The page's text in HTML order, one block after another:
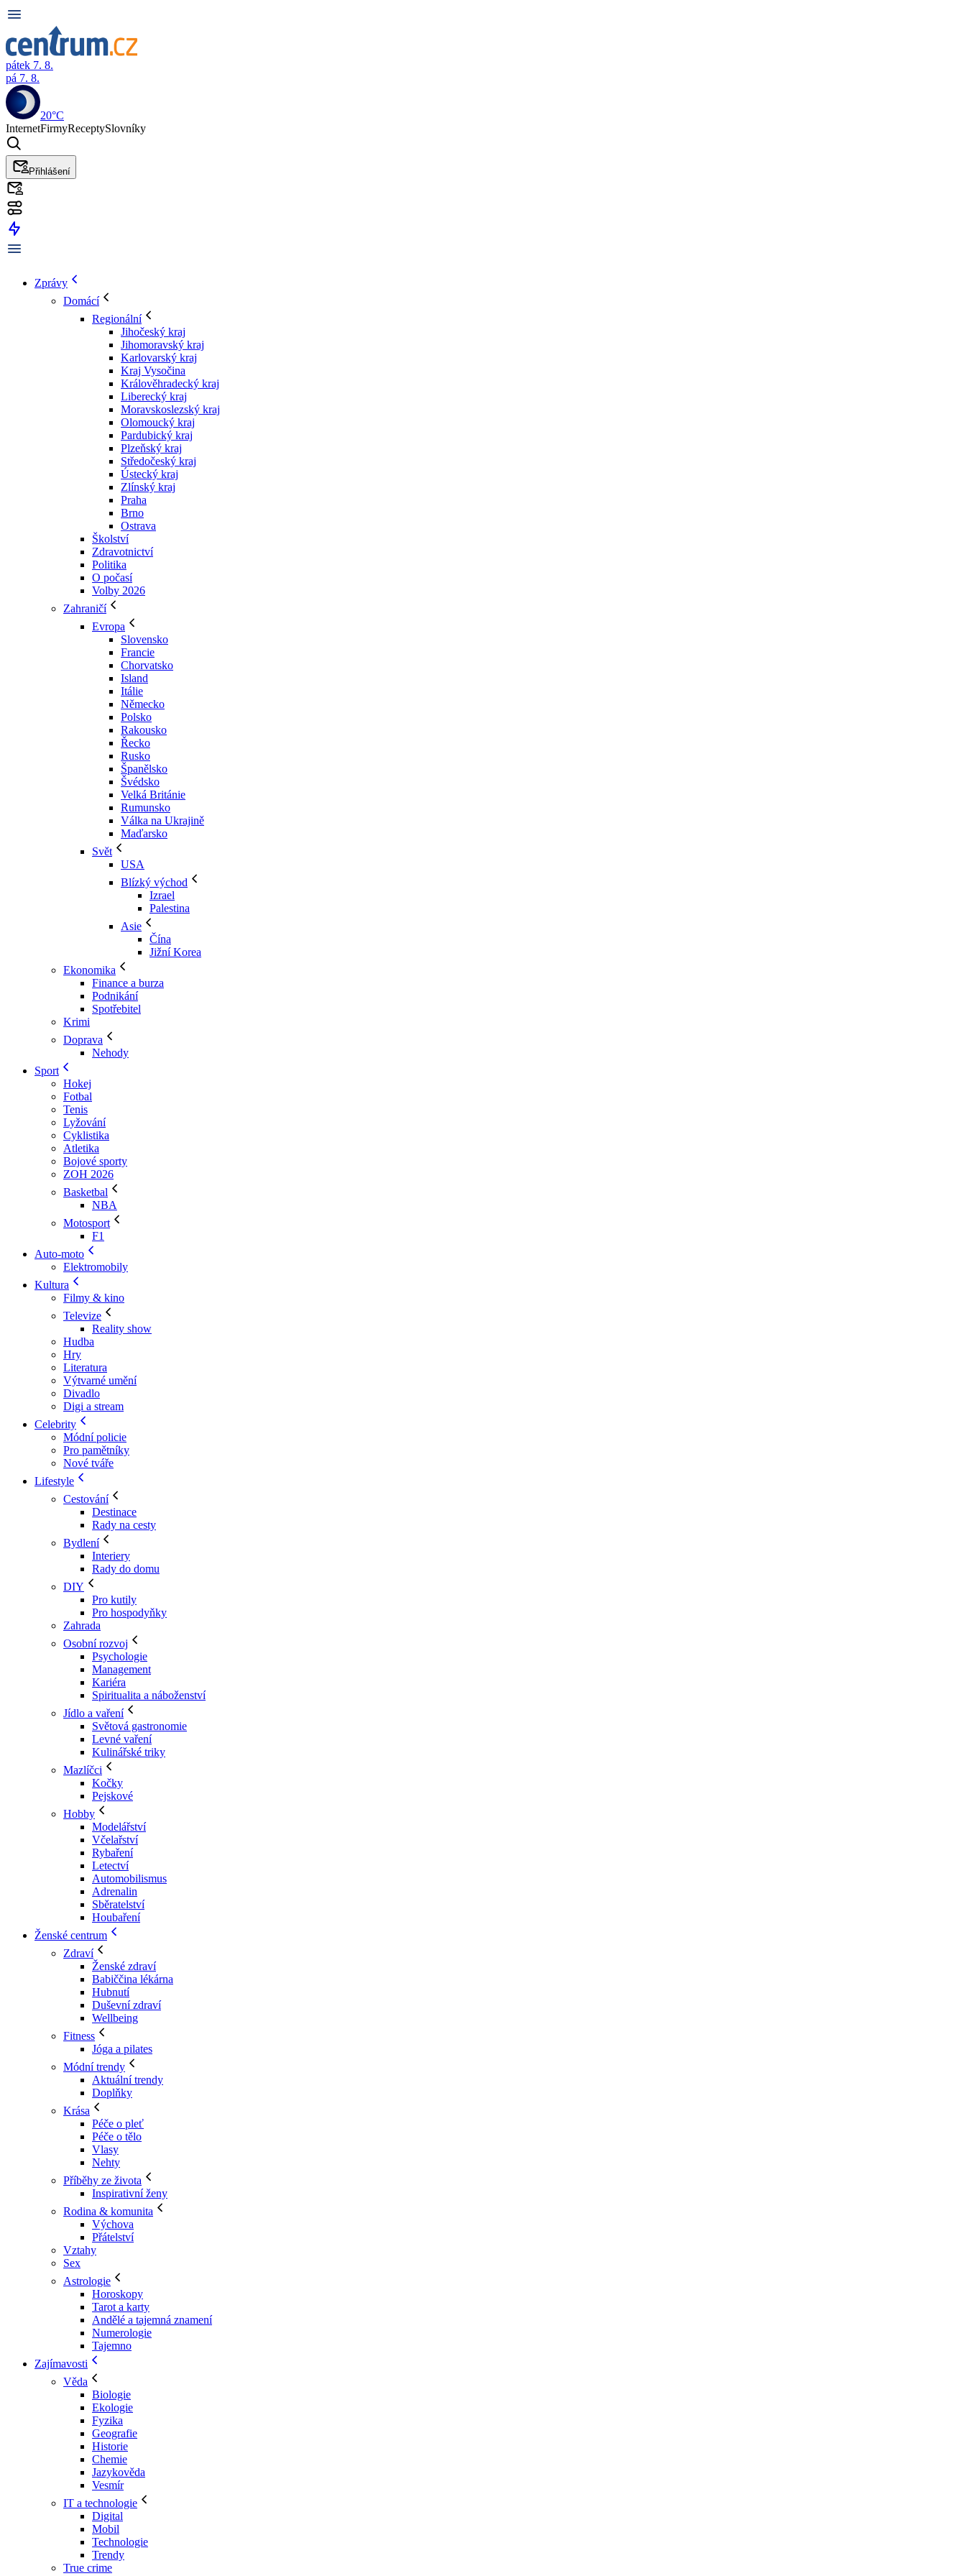
pátek 7. 8.
pá 7. 8.
20°C
InternetFirmyReceptySlovníky
Přihlášení
Zprávy
Domácí
Regionální
Jihočeský kraj
Jihomoravský kraj
Karlovarský kraj
Kraj Vysočina
Králověhradecký kraj
Liberecký kraj
Moravskoslezský kraj
Olomoucký kraj
Pardubický kraj
Plzeňský kraj
Středočeský kraj
Ústecký kraj
Zlínský kraj
Praha
Brno
Ostrava
Školství
Zdravotnictví
Politika
O počasí
Volby 2026
Zahraničí
Evropa
Slovensko
Francie
Chorvatsko
Island
Itálie
Německo
Polsko
Rakousko
Řecko
Rusko
Španělsko
Švédsko
Velká Británie
Rumunsko
Válka na Ukrajině
Maďarsko
Svět
USA
Blízký východ
Izrael
Palestina
Asie
Čína
Jižní Korea
Ekonomika
Finance a burza
Podnikání
Spotřebitel
Krimi
Doprava
Nehody
Sport
Hokej
Fotbal
Tenis
Lyžování
Cyklistika
Atletika
Bojové sporty
ZOH 2026
Basketbal
NBA
Motosport
F1
Auto-moto
Elektromobily
Kultura
Filmy & kino
Televize
Reality show
Hudba
Hry
Literatura
Výtvarné umění
Divadlo
Digi a stream
Celebrity
Módní policie
Pro pamětníky
Nové tváře
Lifestyle
Cestování
Destinace
Rady na cesty
Bydlení
Interiery
Rady do domu
DIY
Pro kutily
Pro hospodyňky
Zahrada
Osobní rozvoj
Psychologie
Management
Kariéra
Spiritualita a náboženství
Jídlo a vaření
Světová gastronomie
Levné vaření
Kulinářské triky
Mazlíčci
Kočky
Pejskové
Hobby
Modelářství
Včelařství
Rybaření
Letectví
Automobilismus
Adrenalin
Sběratelství
Houbaření
Ženské centrum
Zdraví
Ženské zdraví
Babiččina lékárna
Hubnutí
Duševní zdraví
Wellbeing
Fitness
Jóga a pilates
Módní trendy
Aktuální trendy
Doplňky
Krása
Péče o pleť
Péče o tělo
Vlasy
Nehty
Příběhy ze života
Inspirativní ženy
Rodina & komunita
Výchova
Přátelství
Vztahy
Sex
Astrologie
Horoskopy
Tarot a karty
Andělé a tajemná znamení
Numerologie
Tajemno
Zajímavosti
Věda
Biologie
Ekologie
Fyzika
Geografie
Historie
Chemie
Jazykověda
Vesmír
IT a technologie
Digital
Mobil
Technologie
Trendy
True crime